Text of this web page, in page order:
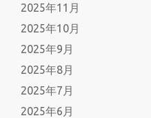
2025年11月
2025年10月
2025年9月
2025年8月
2025年7月
2025年6月